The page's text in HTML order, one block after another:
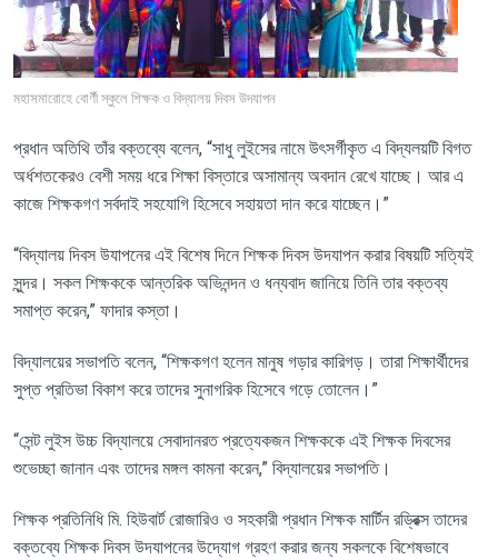
মহাসমারোহে বোর্ণী স্কুলে শিক্ষক ও বিদ্যালয় দিবস উদযাপন
প্রধান অতিথি তাঁর বক্তব্যে বলেন, “সাধু লুইসের নামে উৎসর্গীকৃত এ বিদ্যলয়টি বিগত
অর্ধশতকেরও বেশী সময় ধরে শিক্ষা বিস্তারে অসামান্য অবদান রেখে যাচ্ছে। আর এ
কাজে শিক্ষকগণ সর্বদাই সহযোগি হিসেবে সহায়তা দান করে যাচ্ছেন।”
“বিদ্যালয় দিবস উযাপনের এই বিশেষ দিনে শিক্ষক দিবস উদযাপন করার বিষয়টি সত্যিই
সুন্দর। সকল শিক্ষককে আন্তরিক অভিনন্দন ও ধন্যবাদ জানিয়ে তিনি তার বক্তব্য
সমাপ্ত করেন,” ফাদার কস্তা।
বিদ্যালয়ের সভাপতি বলেন, “শিক্ষকগণ হলেন মানুষ গড়ার কারিগড়। তারা শিক্ষার্থীদের
সুপ্ত প্রতিভা বিকাশ করে তাদের সুনাগরিক হিসেবে গড়ে তোলেন।”
“সেন্ট লুইস উচ্চ বিদ্যালয়ে সেবাদানরত প্রত্যেকজন শিক্ষককে এই শিক্ষক দিবসের
শুভেচ্ছা জানান এবং তাদের মঙ্গল কামনা করেন,” বিদ্যালয়ের সভাপতি।
শিক্ষক প্রতিনিধি মি. হিউবার্ট রোজারিও ও সহকারী প্রধান শিক্ষক মার্টিন রড্রিক্স তাদের
বক্তব্যে শিক্ষক দিবস উদযাপনের উদ্যোগ গ্রহণ করার জন্য সকলকে বিশেষভাবে